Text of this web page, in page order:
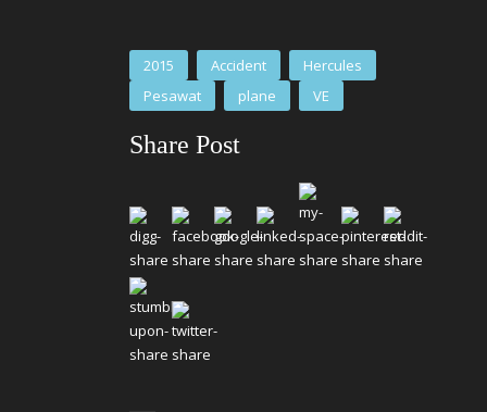
2015 Accident
Hercules
Pesawat
plane VE
Share Post